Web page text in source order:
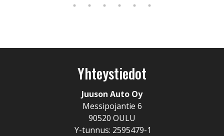
Yhteystiedot
Juuson Auto Oy
Messipojantie 6
90520 OULU
Y-tunnus: 2595479-1